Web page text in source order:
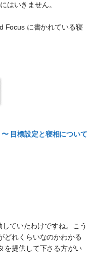
はいきません。
Focus に書かれている寝
目標設定と寝相について
ていたわけですね。こう
どれくらいなのかわかる
を提供して下さる方がい